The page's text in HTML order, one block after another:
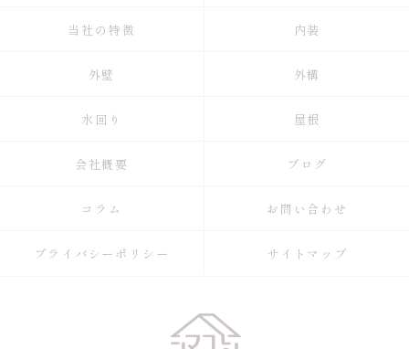
当社の特徴 内装
外壁 外構
水回り 屋根
会社概要 ブログ
コラム お問い合わせ
プライバシーポリシー サイトマップ